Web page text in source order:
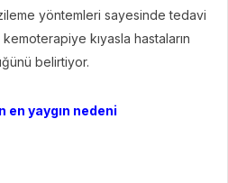
yöntemleri sayesinde tedavi
kemoterapiye kıyasla hastaların
belirtiyor.
yaygın nedeni